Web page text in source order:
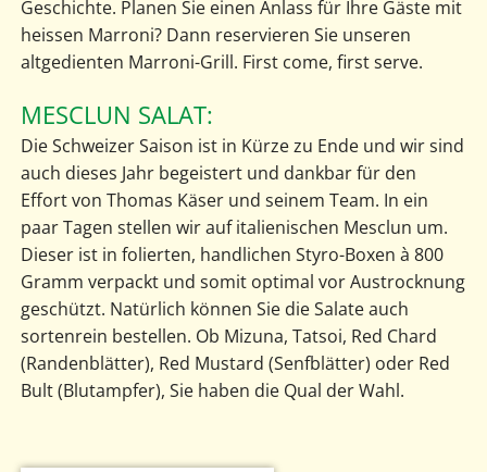
Geschichte. Planen Sie einen Anlass für Ihre Gäste mit
heissen Marroni? Dann reservieren Sie unseren
altgedienten Marroni-Grill. First come, first serve.
MESCLUN SALAT:
Die Schweizer Saison ist in Kürze zu Ende und wir sind
auch dieses Jahr begeistert und dankbar für den
Effort von Thomas Käser und seinem Team. In ein
paar Tagen stellen wir auf italienischen Mesclun um.
Dieser ist in folierten, handlichen Styro-Boxen à 800
Gramm verpackt und somit optimal vor Austrocknung
geschützt. Natürlich können Sie die Salate auch
sortenrein bestellen. Ob Mizuna, Tatsoi, Red Chard
(Randenblätter), Red Mustard (Senfblätter) oder Red
Bult (Blutampfer), Sie haben die Qual der Wahl.